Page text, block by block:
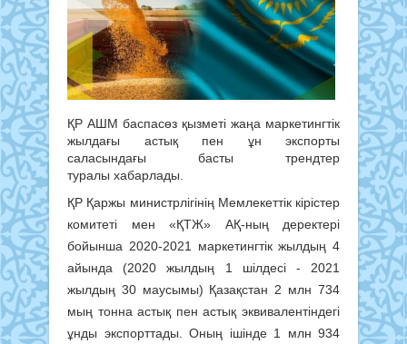
ҚР АШМ баспасөз қызметі жаңа маркетингтік
жылдағы астық пен ұн экспорты
саласындағы басты трендтер
туралы хабарлады.
ҚР Қаржы министрлігінің Мемлекеттік кірістер
комитеті мен «ҚТЖ» АҚ-ның деректері
бойынша 2020-2021 маркетингтік жылдың 4
айында (2020 жылдың 1 шілдесі - 2021
жылдың 30 маусымы) Қазақстан 2 млн 734
мың тонна астық пен астық эквивалентіндегі
ұнды экспорттады. Оның ішінде 1 млн 934